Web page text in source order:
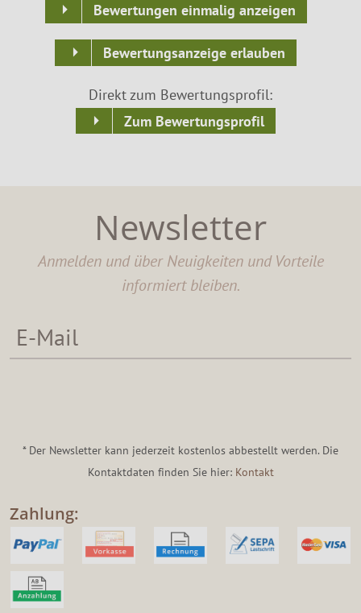
Bewertungen einmalig anzeigen
Bewertungsanzeige erlauben
Direkt zum Bewertungsprofil:
Zum Bewertungsprofil
Newsletter
Anmelden und über Neuigkeiten und Vorteile
informiert bleiben.
* Der Newsletter kann jederzeit kostenlos abbestellt werden. Die
Kontaktdaten finden Sie hier: Kontakt
Zahlung: